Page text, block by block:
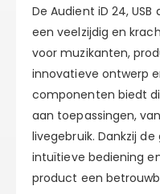
De Audient iD 24,
een veelzijdig en
voor muzikanten,
innovatieve ontwerp
componenten biedt
aan toepassingen,
livegebruik. Dankzij
intuïtieve bediening
product een